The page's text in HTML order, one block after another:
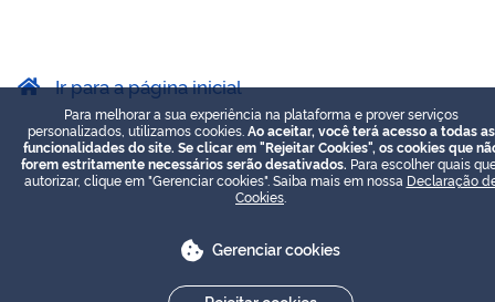
Ir para a página inicial
Para melhorar a sua experiência na plataforma e prover serviços
personalizados, utilizamos cookies. Ao aceitar, você terá acesso a todas as
funcionalidades do site. Se clicar em "Rejeitar Cookies", os cookies que
forem estritamente necessários serão desativados. Para escolher quais
autorizar, clique em "Gerenciar cookies". Saiba mais em nossa Declaração
Cookies
Gerenciar cookies